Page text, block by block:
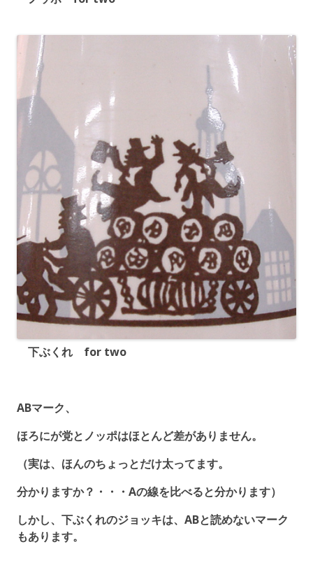
下ぶくれ for two
ABマーク、
ほろにが党とノッポはほとんど差がありません。
（実は、ほんのちょっとだけ太ってます。
分かりますか？・・・Aの線を比べると分かります）
しかし、下ぶくれのジョッキは、ABと読めないマーク
もあります。